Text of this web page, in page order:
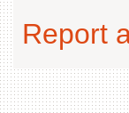
Report